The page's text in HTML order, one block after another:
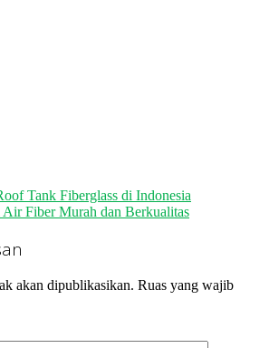
Tank Fiberglass di Indonesia
Air Fiber Murah dan Berkualitas
akan dipublikasikan. Ruas yang wajib